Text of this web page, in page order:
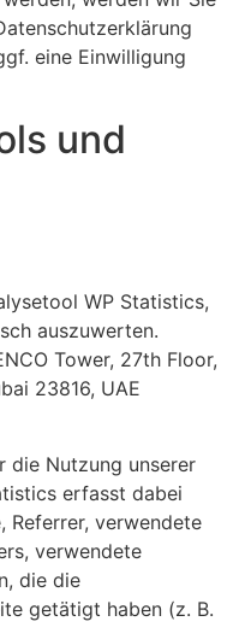
eine Einwilligung
und
WP Statistics,
auszuwerten.
Tower, 27th Floor,
23816, UAE
die Nutzung unserer
erfasst dabei
Referrer, verwendete
verwendete
die die
getätigt haben (z. B.